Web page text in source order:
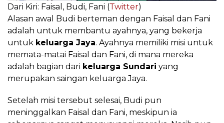
Dari Kiri: Faisal, Budi, Fani (Twitter)
Alasan awal Budi berteman dengan Faisal dan Fani
adalah untuk membantu ayahnya, yang bekerja
untuk keluarga Jaya. Ayahnya memiliki misi untuk
memata-matai Faisal dan Fani, di mana mereka
adalah bagian dari keluarga Sundari yang
merupakan saingan keluarga Jaya.
Setelah misi tersebut selesai, Budi pun
meninggalkan Faisal dan Fani, meskipun ia